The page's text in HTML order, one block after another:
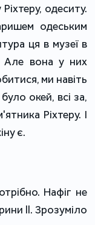
одеситу.
одеським
ця в музеї в
Але вона у них
ми навіть
окей, всі за,
Ріхтеру. І
є.
Нафіг не
II. Зрозуміло